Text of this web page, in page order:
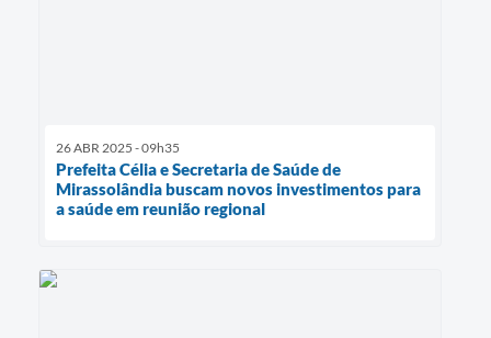
26 ABR 2025 - 09h35
Prefeita Célia e Secretaria de Saúde de
Mirassolândia buscam novos investimentos para
a saúde em reunião regional